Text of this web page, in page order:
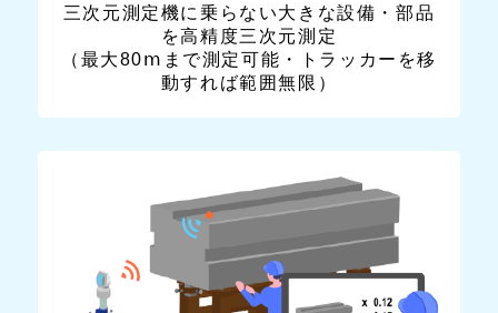
三次元測定機に乗らない大きな設備・部品
を高精度三次元測定
（最大80ⅿまで測定可能・トラッカーを移
動すれば範囲無限）